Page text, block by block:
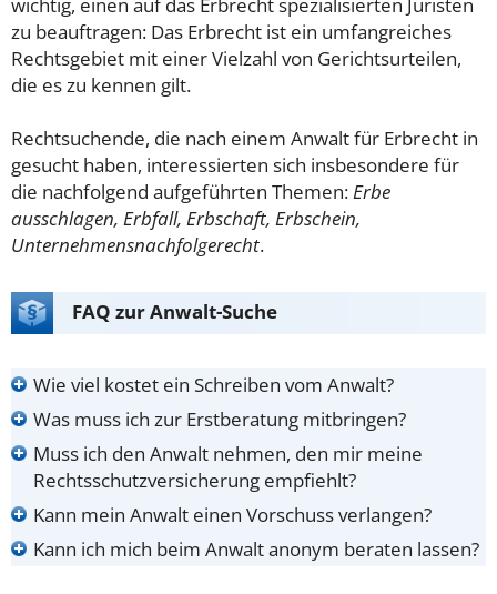
zu beauftragen: Das Erbrecht ist ein umfangreiches
Rechtsgebiet mit einer Vielzahl von Gerichtsurteilen,
die es zu kennen gilt.
Rechtsuchende, die nach einem Anwalt für Erbrecht in
gesucht haben, interessierten sich insbesondere für
die nachfolgend aufgeführten Themen:Erbe
ausschlagen, Erbfall, Erbschaft, Erbschein,
Unternehmensnachfolgerecht.
FAQ zur Anwalt-Suche
Wie viel kostet ein Schreiben vom Anwalt?
Was muss ich zur Erstberatung mitbringen?
Muss ich den Anwalt nehmen, den mir meine
Rechtsschutzversicherung empfiehlt?
Kann mein Anwalt einen Vorschuss verlangen?
Kann ich mich beim Anwalt anonym beraten lassen?